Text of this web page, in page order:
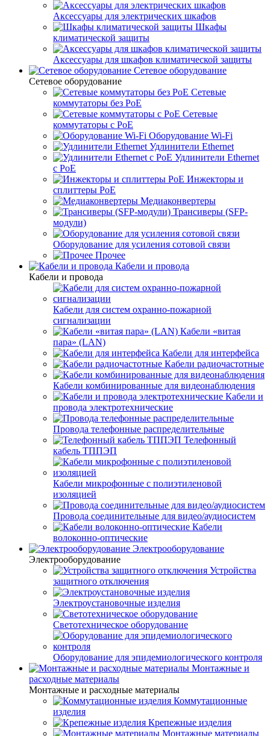
Аксессуары для электрических шкафов
Шкафы
климатической защиты
Аксессуары для шкафов климатической защиты
Сетевое оборудование
Сетевое оборудование
Сетевые
коммутаторы без PoE
Сетевые
коммутаторы с PoE
Оборудование Wi-Fi
Удлинители Ethernet
Удлинители Ethernet
с PoE
Инжекторы и
сплиттеры PoE
Медиаконвертеры
Трансиверы (SFP-
модули)
Оборудование для усиления сотовой связи
Прочее
Кабели и провода
Кабели и провода
Кабели для систем охранно-пожарной
сигнализации
Кабели «витая
пара» (LAN)
Кабели для интерфейса
Кабели радиочастотные
Кабели комбинированные для видеонаблюдения
Кабели и
провода электротехнические
Провода телефонные распределительные
Телефонный
кабель ТППЭП
Кабели микрофонные с полиэтиленовой
изоляцией
Провода соединительные для видео/аудиосистем
Кабели
волоконно-оптические
Электрооборудование
Электрооборудование
Устройства
защитного отключения
Электроустановочные изделия
Светотехническое оборудование
Оборудование для эпидемиологического контроля
Монтажные и
расходные материалы
Монтажные и расходные материалы
Коммутационные
изделия
Крепежные изделия
Монтажные материалы